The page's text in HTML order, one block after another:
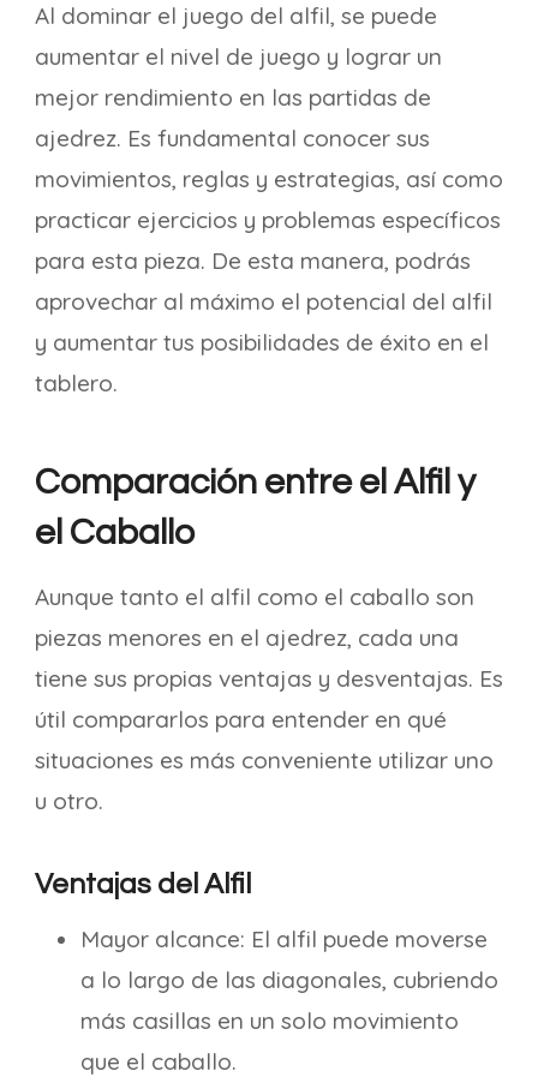
Al dominar el juego del alfil, se puede
aumentar el nivel de juego y lograr un
mejor rendimiento en las partidas de
ajedrez. Es fundamental conocer sus
movimientos, reglas y estrategias, así como
practicar ejercicios y problemas específicos
para esta pieza. De esta manera, podrás
aprovechar al máximo el potencial del alfil
y aumentar tus posibilidades de éxito en el
tablero.
Comparación entre el Alfil y
el Caballo
Aunque tanto el alfil como el caballo son
piezas menores en el ajedrez, cada una
tiene sus propias ventajas y desventajas. Es
útil compararlos para entender en qué
situaciones es más conveniente utilizar uno
u otro.
Ventajas del Alfil
Mayor alcance: El alfil puede moverse
a lo largo de las diagonales, cubriendo
más casillas en un solo movimiento
que el caballo.